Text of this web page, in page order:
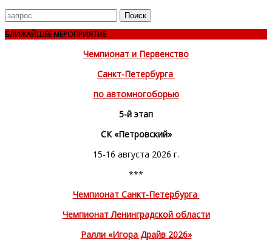
Поиск
для
БЛИЖАЙШЕЕ МЕРОПРИЯТИЕ
Чемпионат и Первенство
Санкт-Петербурга
по автомногоборью
5-й этап
СК «Петровский»
15-16 августа 2026 г.
***
Чемпионат Санкт-Петербурга
Чемпионат Ленинградской области
Ралли «Игора Драйв 2026»